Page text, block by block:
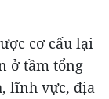
cơ cấu lại
ở tầm tổng
lĩnh vực, địa